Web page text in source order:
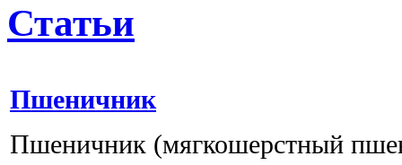
Статьи
Пшеничник
Пшеничник (мягкошерстный